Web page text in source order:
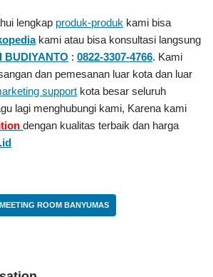
lengkap produk-produk kami bisa
kami atau bisa konsultasi langsung
BUDIYANTO : 0822-3307-4766. Kami
dan pemesanan luar kota dan luar
support kota besar seluruh
lagi menghubungi kami, Karena kami
dengan kualitas terbaik dan harga
ROOM BANYUMAS